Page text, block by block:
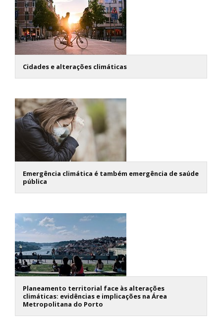
Cidades e alterações climáticas
Emergência climática é também emergência de saúde
pública
Planeamento territorial face às alterações
climáticas: evidências e implicações na Área
Metropolitana do Porto